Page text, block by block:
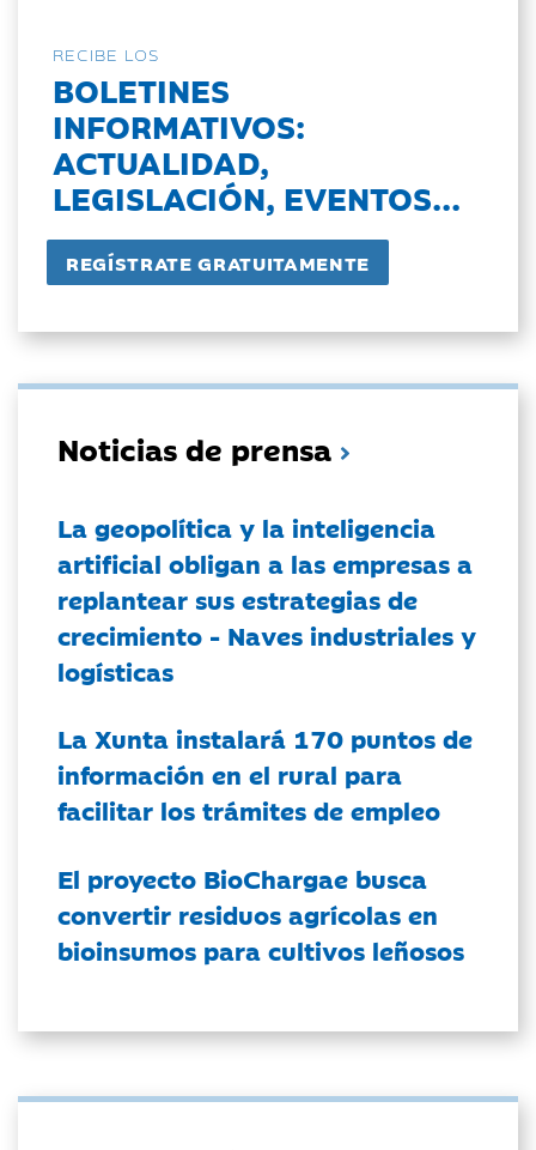
RECIBE LOS
BOLETINES
INFORMATIVOS:
ACTUALIDAD,
LEGISLACIÓN, EVENTOS...
Noticias de prensa
La geopolítica y la inteligencia
artificial obligan a las empresas a
replantear sus estrategias de
crecimiento - Naves industriales y
logísticas
La Xunta instalará 170 puntos de
información en el rural para
facilitar los trámites de empleo
El proyecto BioChargae busca
convertir residuos agrícolas en
bioinsumos para cultivos leñosos